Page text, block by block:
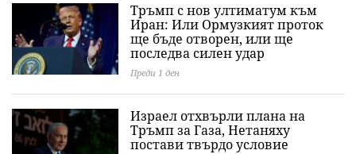
Тръмп с нов ултиматум към
Иран: Или Ормузкият проток
ще бъде отворен, или ще
последва силен удар
Преди 1 ден
Израел отхвърли плана на
Тръмп за Газа, Нетаняху
постави твърдо условие